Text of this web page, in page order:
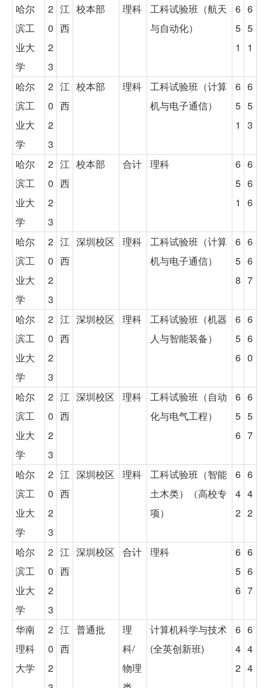
哈尔
滨工
业大
学
2
0
2
3
江
西
校本部 理科
工科试验班（航天
与自动化）
6
5
1
6
5
1
哈尔
滨工
业大
学
2
0
2
3
江
西
校本部 理科
工科试验班（计算
机与电子通信）
6
5
1
6
5
3
哈尔
滨工
业大
学
2
0
2
3
江
西
校本部 合计 理科
6
5
1
6
6
6
哈尔
滨工
业大
学
2
0
2
3
江
西
深圳校区 理科
工科试验班（计算
机与电子通信）
6
5
8
6
6
7
哈尔
滨工
业大
学
2
0
2
3
江
西
深圳校区 理科
工科试验班（机器
人与智能装备）
6
5
6
6
6
0
哈尔
滨工
业大
学
2
0
2
3
江
西
深圳校区 理科
工科试验班（自动
化与电气工程）
6
5
6
6
5
7
哈尔
滨工
业大
学
2
0
2
3
江
西
深圳校区 理科
工科试验班（智能
土木类）（高校专
项）
6
4
2
6
4
2
哈尔
滨工
业大
学
2
0
2
3
江
西
深圳校区 合计 理科
6
5
6
6
6
7
华南
理科
大学
2
0
2
江
西
普通批
理
科/
物理
计算机科学与技术
(全英创新班)
6
4
2
6
4
4